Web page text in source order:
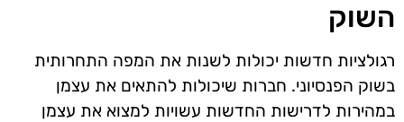
השוק
רגולציות חדשות יכולות לשנות את המפה התחרותית
בשוק הפנסיוני. חברות שיכולות להתאים את עצמן
במהירות לדרישות החדשות עשויות למצוא את עצמן